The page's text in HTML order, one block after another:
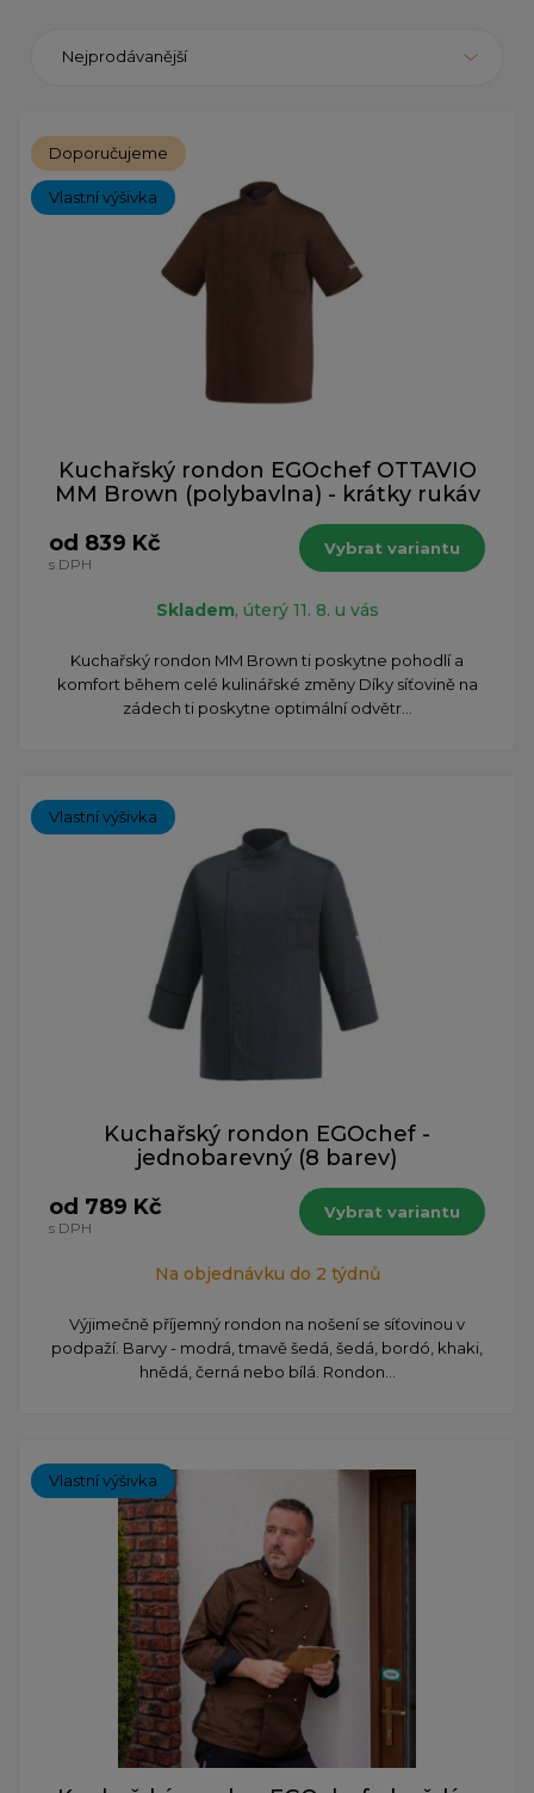
Nejprodávanější
Doporučujeme
Vlastní výšivka
Kuchařský rondon EGOchef OTTAVIO
MM Brown (polybavlna) - krátky rukáv
od 839 Kč
s DPH
Vybrat variantu
Skladem, úterý 11. 8. u vás
Kuchařský rondon MM Brown ti poskytne pohodlí a
komfort během celé kulinářské změny Díky síťovině na
zádech ti poskytne optimální odvětr...
Vlastní výšivka
Kuchařský rondon EGOchef -
jednobarevný (8 barev)
od 789 Kč
s DPH
Vybrat variantu
Na objednávku do 2 týdnů
Výjimečně příjemný rondon na nošení se síťovinou v
podpaží. Barvy - modrá, tmavě šedá, šedá, bordó, khaki,
hnědá, černá nebo bílá. Rondon...
Vlastní výšivka